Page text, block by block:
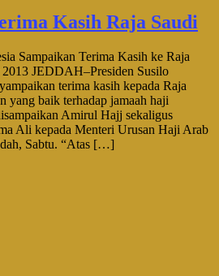
Kasih Raja Saudi
Sampaikan Terima Kasih ke Raja
JEDDAH–Presiden Susilo
terima kasih kepada Raja
yang baik terhadap jamaah haji
Amirul Hajj sekaligus
Ali kepada Menteri Urusan Haji Arab
Sabtu. “Atas […]